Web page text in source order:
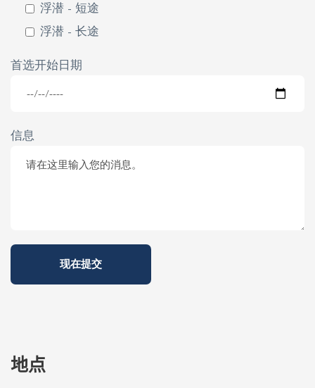
浮潜 - 短途
浮潜 - 长途
首选开始日期
信息
地点